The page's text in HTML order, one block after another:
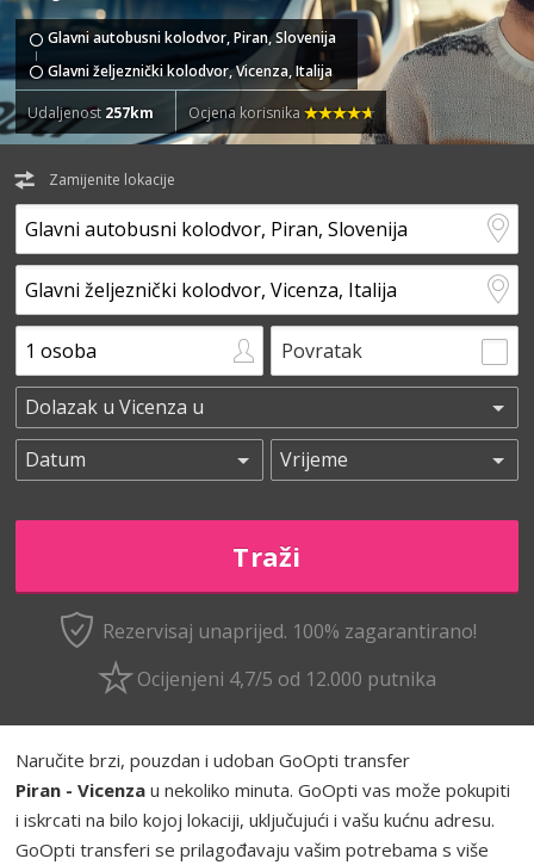
Glavni autobusni kolodvor, Piran, Slovenija
Glavni željeznički kolodvor, Vicenza, Italija
Udaljenost 257km Ocjena korisnika
Zamijenite lokacije
Povratak
Rezervisaj unaprijed. 100% zagarantirano!
Ocijenjeni 4,7/5 od 12.000 putnika
Naručite brzi, pouzdan i udoban GoOpti transfer
Piran - Vicenza u nekoliko minuta. GoOpti vas može pokupiti
i iskrcati na bilo kojoj lokaciji, uključujući i vašu kućnu adresu.
GoOpti transferi se prilagođavaju vašim potrebama s više